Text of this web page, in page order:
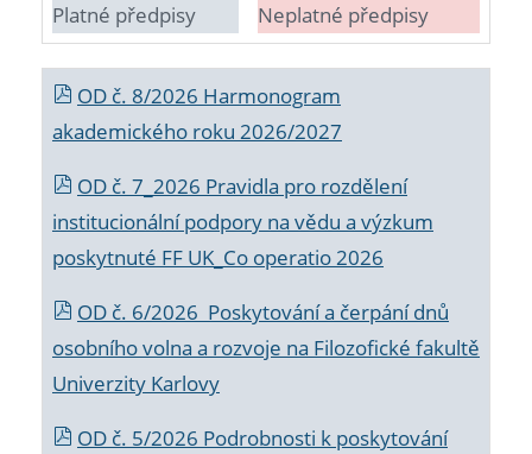
Platné předpisy Neplatné předpisy
OD č. 8/2026 Harmonogram
akademického roku 2026/2027
OD č. 7_2026 Pravidla pro rozdělení
institucionální podpory na vědu a výzkum
poskytnuté FF UK_Co operatio 2026
OD č. 6/2026 Poskytování a čerpání dnů
osobního volna a rozvoje na Filozofické fakultě
Univerzity Karlovy
OD č. 5/2026 Podrobnosti k poskytování